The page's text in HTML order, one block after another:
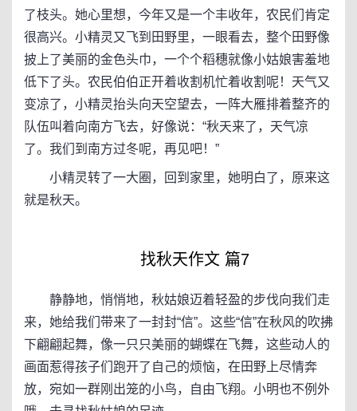
了枝头。她心里想，今年又是一个丰收年，农民们肯定
很高兴。小精灵又飞到田野里，一眼看去，整个田野像
披上了美丽的金色头巾，一个个稻穗就像小姑娘害羞地
低下了头。农民伯伯正开着收割机忙着收割呢！天气又
变凉了，小精灵抬头向天空望去，一阵大雁排着整齐的
队伍叫着向南方飞去，好像说：“秋天来了，天气凉
了。我们到南方过冬呢，再见吧！”
小精灵转了一大圈，回到家里，她明白了，原来这
就是秋天。
找秋天作文 篇7
静静地，悄悄地，秋姑娘迈着轻盈的步伐向我们走
来，她给我们带来了一封封“信”。这些“信”在秋风的吹拂
下翩翩起舞，像一只只美丽的蝴蝶在飞舞，这些动人的
画面惹得孩子们跑开了自己的烦恼，在田野上尽情奔
放，宛如一群刚出笼的小鸟，自由飞翔。小明也不例外